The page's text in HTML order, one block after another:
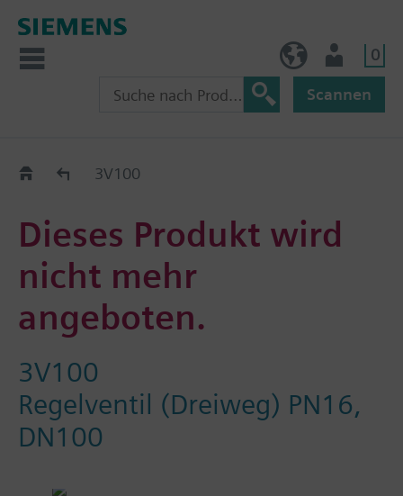
0
Scannen
Old2New3V100
Dieses Produkt wird
nicht mehr
angeboten.
3V100
Regelventil (Dreiweg) PN16,
DN100